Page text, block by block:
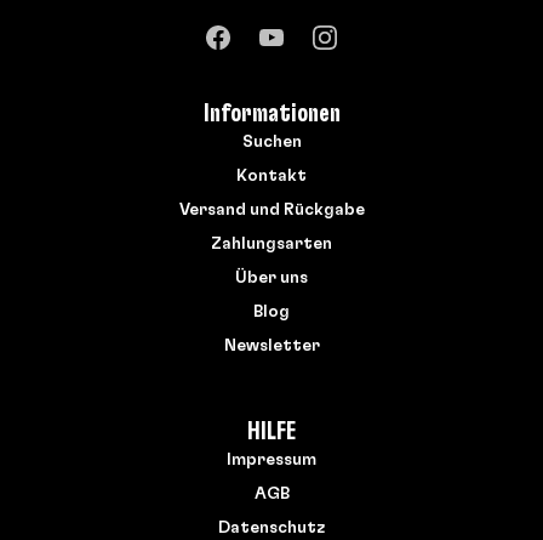
Informationen
Suchen
Kontakt
Versand und Rückgabe
Zahlungsarten
Über uns
Blog
Newsletter
HILFE
Impressum
AGB
Datenschutz